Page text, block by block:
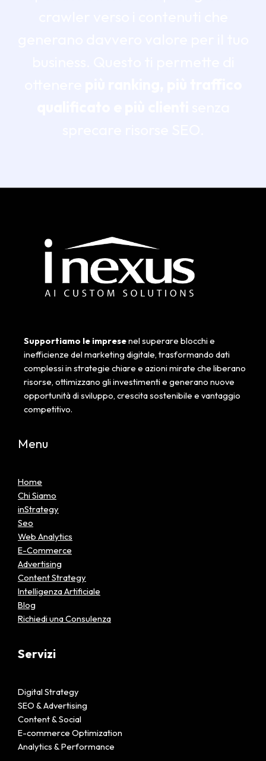
Supportiamo le impresenel superare blocchi e
inefficienze del marketing digitale, trasformando dati
complessi in strategie chiare e azioni mirate che liberano
risorse, ottimizzano gli investimenti e generano nuove
opportunità di sviluppo, crescita sostenibile e vantaggio
competitivo.
Menu
Home
Chi Siamo
inStrategy
Seo
Web Analytics
E-Commerce
Advertising
Content Strategy
Intelligenza Artificiale
Blog
Richiedi una Consulenza
Servizi
Digital Strategy
SEO & Advertising
Content & Social
E-commerce Optimization
Analytics & Performance